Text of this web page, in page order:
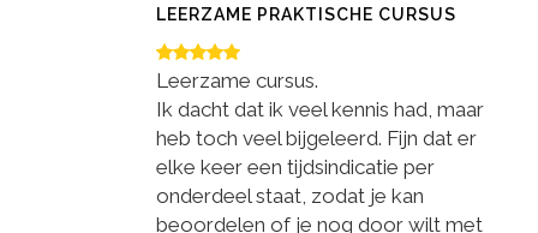
LEERZAME PRAKTISCHE CURSUS
Leerzame cursus.
Ik dacht dat ik veel kennis had, maar
heb toch veel bijgeleerd. Fijn dat er
elke keer een tijdsindicatie per
onderdeel staat, zodat je kan
beoordelen of je nog door wilt met